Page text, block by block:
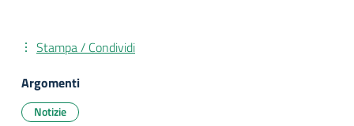
Stampa / Condividi
Argomenti
Notizie